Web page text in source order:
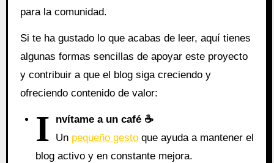
para la comunidad.
Si te ha gustado lo que acabas de leer, aquí tienes
algunas formas sencillas de apoyar este proyecto
y contribuir a que el blog siga creciendo y
ofreciendo contenido de valor:
I
nvítame a un café ☕
Un pequeño gesto que ayuda a mantener el
blog activo y en constante mejora.